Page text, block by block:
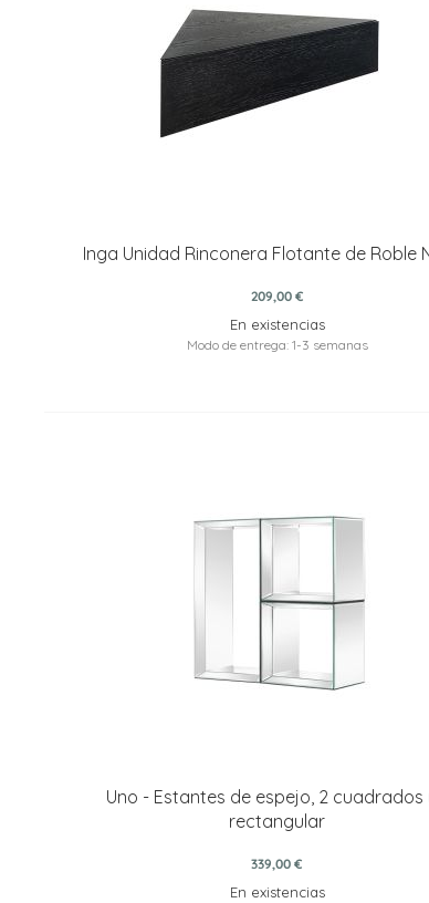
Inga Unidad Rinconera Flotante de Roble
209,00 €
En existencias
Modo de entrega: 1-3 semanas
Uno - Estantes de espejo, 2 cuadrados
rectangular
339,00 €
En existencias